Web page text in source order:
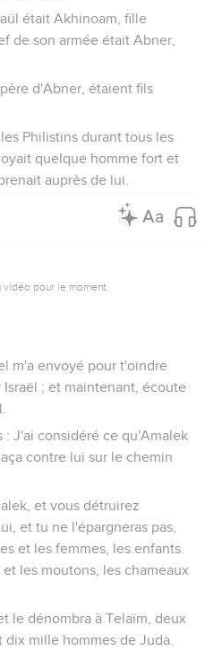
était Akhinoam, fille
de son armée était Abner,
d'Abner, étaient fils
Philistins durant tous les
quelque homme fort et
auprès de lui.
pour le moment.
m'a envoyé pour t'oindre
; et maintenant, écoute
: J'ai considéré ce qu'Amalek
contre lui sur le chemin
et vous détruirez
et tu ne l'épargneras pas,
et les femmes, les enfants
les moutons, les chameaux
le dénombra à Telaïm, deux
mille hommes de Juda.